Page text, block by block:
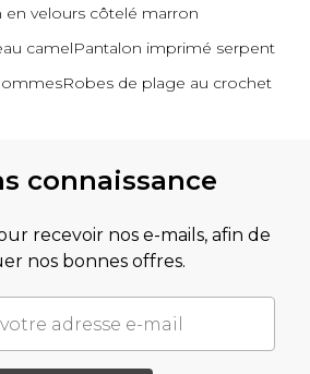
en velours côtelé marron
camelPantalon imprimé serpent
Robes de plage au crochet
connaissance
recevoir nos e-mails, afin de
nos bonnes offres.